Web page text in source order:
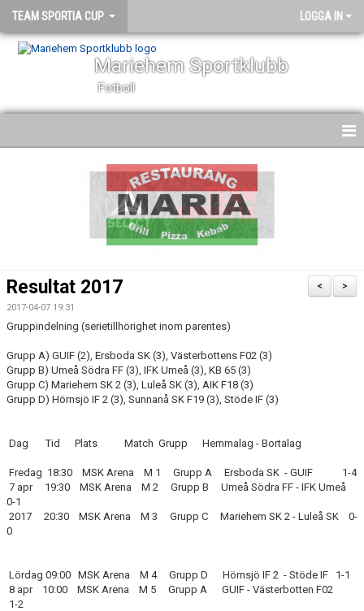
TEAM SPORTIA CUP LOGGA IN
Mariehem Sportklubb
Fotboll
BILDGALLERI
>
<
Resultat 2017
2017-04-07 19:31
Gruppindelning (serietillhörighet inom parentes)
Grupp A) GUIF (2), Ersboda SK (3), Västerbottens F02 (3)
Grupp B) Umeå Södra FF (3), IFK Umeå (3), KB 65 (3)
Grupp C) Mariehem SK 2 (3), Luleå SK (3), AIK F18 (3)
Grupp D) Hörnsjö IF 2 (3), Sunnanå SK F19 (3), Stöde IF (3)
Dag Tid Plats Match Grupp Hemmalag - Bortalag
Fredag 18:30 MSK Arena M 1 Grupp A Ersboda SK - GUIF 1-4
7 apr 19:30 MSK Arena M 2 Grupp B Umeå Södra FF - IFK Umeå
0-1
2017 20:30 MSK Arena M 3 Grupp C Mariehem SK 2 - Luleå SK 0-
0
Lördag 09:00 MSK Arena M 4 Grupp D Hörnsjö IF 2 - Stöde IF 1-1
8 apr 10:00 MSK Arena M 5 Grupp A GUIF - Västerbotten F02
1-2